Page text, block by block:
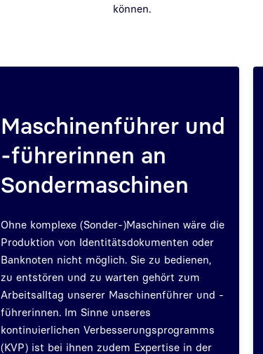
können.
Maschinenführer und
-führerinnen an
Sondermaschinen
Ohne komplexe (Sonder-)Maschinen wäre die
Produktion von Identitätsdokumenten oder
Banknoten nicht möglich. Sie zu bedienen,
zu entstören und zu warten gehört zum
Arbeitsalltag unserer Maschinenführer und -
führerinnen. Im Sinne unseres
kontinuierlichen Verbesserungsprogramms
(KVP) ist bei ihnen zudem Expertise in der